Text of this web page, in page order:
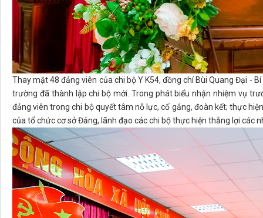
Thay mặt 48 đảng viên của chi bộ Y K54, đồng chí Bùi Quang Đại -
trường đã thành lập chi bộ mới. Trong phát biểu nhận nhiệm vụ
đảng viên trong chi bộ quyết tâm nỗ lực, cố gắng, đoàn kết; thực
của tổ chức cơ sở Đảng, lãnh đạo các chi bộ thực hiện thắng lợi các